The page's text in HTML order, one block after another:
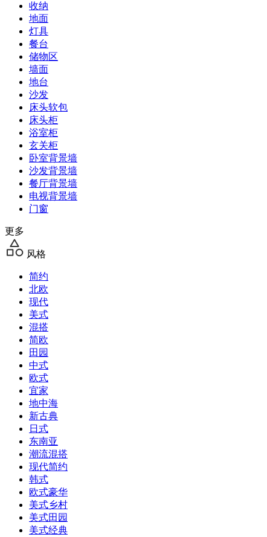
收纳
地面
灯具
餐台
储物区
墙面
地台
沙发
床头软包
床头柜
浴室柜
玄关柜
卧室背景墙
沙发背景墙
餐厅背景墙
电视背景墙
门窗
更多
风格
简约
北欧
现代
美式
混搭
简欧
田园
中式
欧式
宜家
地中海
新古典
日式
东南亚
潮流混搭
现代简约
韩式
欧式豪华
美式乡村
美式田园
美式经典